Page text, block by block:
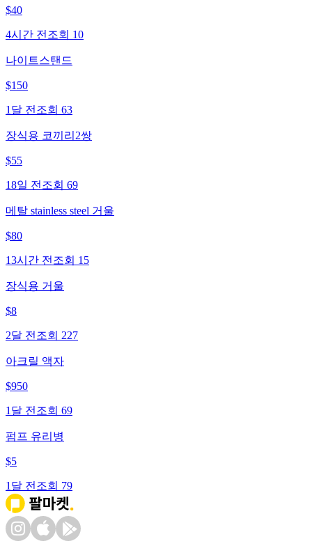
$40
4시간 전 조회 10
나이트스탠드
$150
1달 전 조회 63
장식용 코끼리2쌍
$55
18일 전 조회 69
메탈 stainless steel 거울
$80
13시간 전 조회 15
장식용 거울
$8
2달 전 조회 227
아크릴 액자
$950
1달 전 조회 69
펌프 유리병
$5
1달 전 조회 79